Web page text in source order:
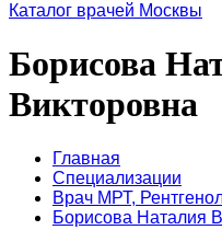
Каталог врачей Москвы
Борисова
Викторовна
Главная
Специализации
Врач МРТ,
Борисова Наталия